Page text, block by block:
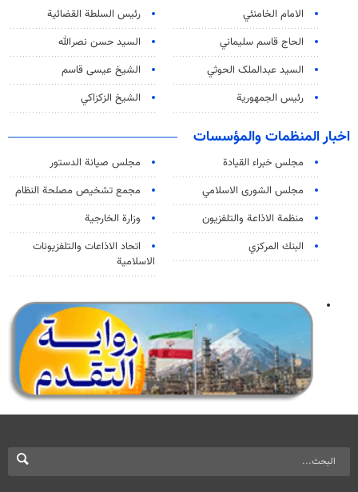
الامام الخامنئي
رئیس السلطة القضائیة
الحاج قاسم سليماني
السيد حسن نصرالله
السید عبدالملک الحوثي
الشيخ عيسى قاسم
رئيس الجمهورية
الشيخ الزكزاكي
اخبار المنظمات والمؤسسات
مجلس خبراء القيادة
مجلس صيانة الدستور
مجلس الشورى الاسلامي
مجمع تشخيص مصلحة النظام
منظمة الاذاعة والتلفزیون
وزارة الخارجية
البنك المركزي
اتحاد الاذاعات والتلفزيونات
الاسلامية